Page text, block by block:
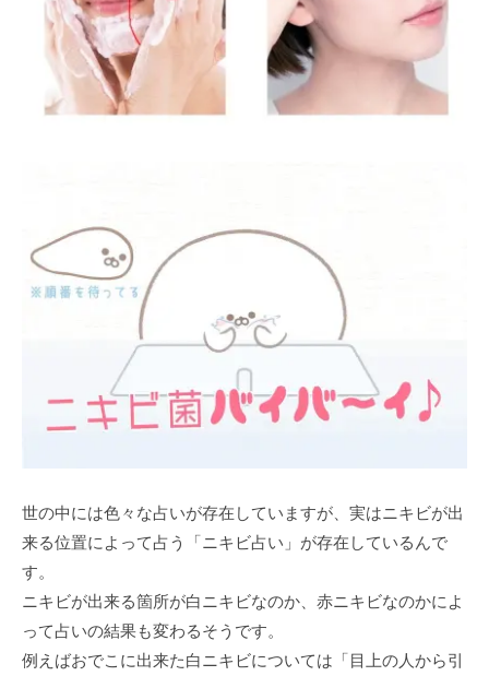
世の中には色々な占いが存在していますが、実はニキビが出
来る位置によって占う「ニキビ占い」が存在しているんで
す。
ニキビが出来る箇所が白ニキビなのか、赤ニキビなのかによ
って占いの結果も変わるそうです。
例えばおでこに出来た白ニキビについては「目上の人から引